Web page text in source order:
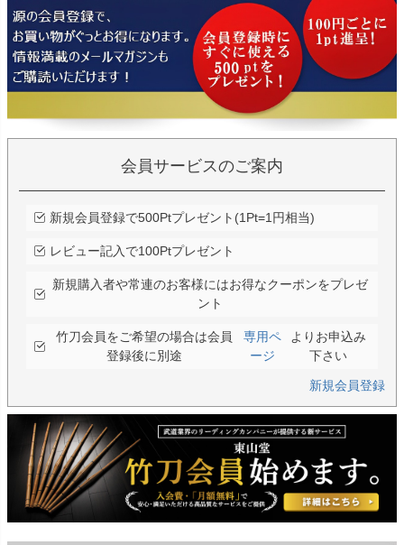
会員サービスのご案内
新規会員登録で500Ptプレゼント(1Pt=1円相当)
レビュー記入で100Ptプレゼント
新規購入者や常連のお客様にはお得なクーポンをプレゼ
ント
竹刀会員をご希望の場合は会員
登録後に別途
専用ペ
ージ
よりお申込み
下さい
新規会員登録